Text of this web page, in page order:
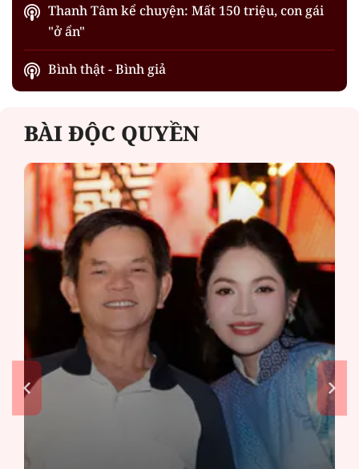
Thanh Tâm kể chuyện: Mất 150 triệu, con gái
"ở ẩn"
Bình thật - Bình giả
BÀI ĐỘC QUYỀN